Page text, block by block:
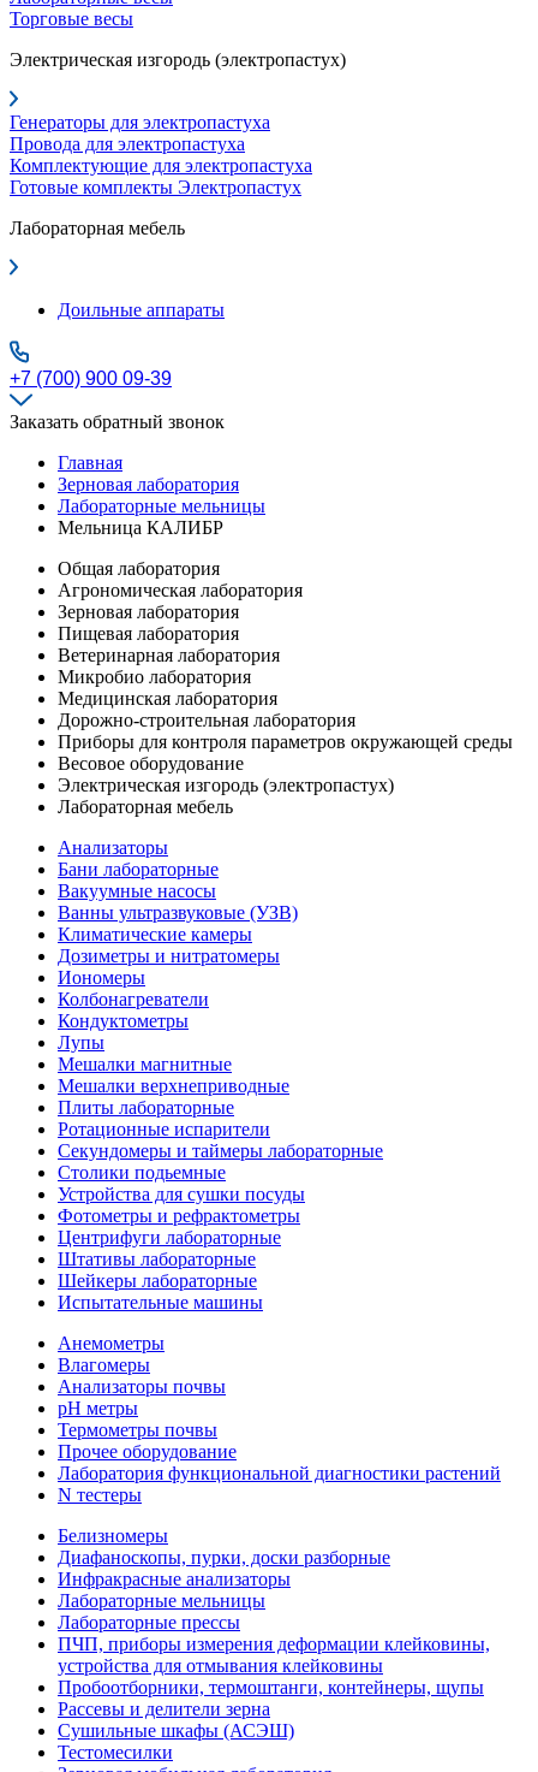
Торговые весы
Электрическая изгородь (электропастух)
Генераторы для электропастуха
Провода для электропастуха
Комплектующие для электропастуха
Готовые комплекты Электропастух
Лабораторная мебель
Доильные аппараты
+7 (700) 900 09-39
Заказать обратный звонок
Главная
Зерновая лаборатория
Лабораторные мельницы
Мельница КАЛИБР
Общая лаборатория
Агрономическая лаборатория
Зерновая лаборатория
Пищевая лаборатория
Ветеринарная лаборатория
Микробио лаборатория
Медицинская лаборатория
Дорожно-строительная лаборатория
Приборы для контроля параметров окружающей среды
Весовое оборудование
Электрическая изгородь (электропастух)
Лабораторная мебель
Анализаторы
Бани лабораторные
Вакуумные насосы
Ванны ультразвуковые (УЗВ)
Климатические камеры
Дозиметры и нитратомеры
Иономеры
Колбонагреватели
Кондуктометры
Лупы
Мешалки магнитные
Мешалки верхнеприводные
Плиты лабораторные
Ротационные испарители
Секундомеры и таймеры лабораторные
Столики подьемные
Устройства для сушки посуды
Фотометры и рефрактометры
Центрифуги лабораторные
Штативы лабораторные
Шейкеры лабораторные
Испытательные машины
Анемометры
Влагомеры
Анализаторы почвы
pH метры
Термометры почвы
Прочее оборудование
Лаборатория функциональной диагностики растений
N тестеры
Белизномеры
Диафаноскопы, пурки, доски разборные
Инфракрасные анализаторы
Лабораторные мельницы
Лабораторные прессы
ПЧП, приборы измерения деформации клейковины,
устройства для отмывания клейковины
Пробоотборники, термоштанги, контейнеры, щупы
Рассевы и делители зерна
Сушильные шкафы (АСЭШ)
Тестомесилки